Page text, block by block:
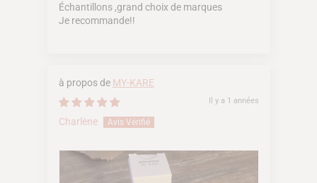
Échantillons ,grand choix de marques
Je recommande!!
MY-KARE
Il y a 1 années
Charlène